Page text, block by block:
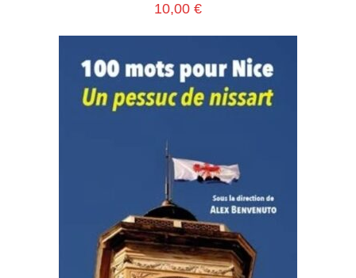
10,00 €